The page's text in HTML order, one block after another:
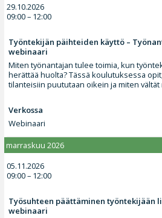
29.10.2026
09:00 – 12:00
Työntekijän päihteiden käyttö –
webinaari
Miten työnantajan tulee toimia, kun
herättää huolta? Tässä koulutuksessa
tilanteisiin puututaan oikein ja miten vältät
Verkossa
Webinaari
marraskuu 2026
05.11.2026
09:00 – 12:00
Työsuhteen päättäminen työntekijään
webinaari